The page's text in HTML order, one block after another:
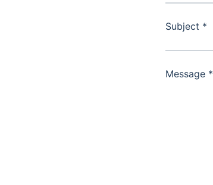
Subject *
Message *